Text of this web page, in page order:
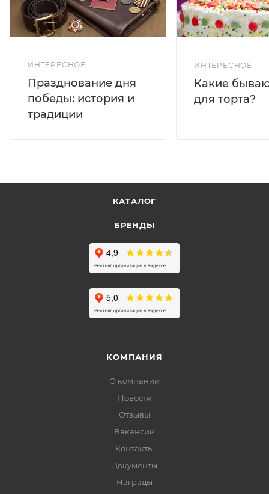
ИНТЕРЕСНОЕ
Празднование дня
победы: история и
традиции
ИНТЕРЕСНОЕ
Какие
для торта?
КАТАЛОГ
БРЕНДЫ
КОМПАНИЯ
О компании
Новости
Отзывы
Вакансии
Контакты
Документы
Награды